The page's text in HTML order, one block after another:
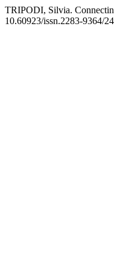
TRIPODI, Silvia.
10.60923/issn.2283-9364/